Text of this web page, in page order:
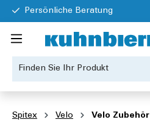
Persönliche Beratung
Spitex Velo Velo Zubehör